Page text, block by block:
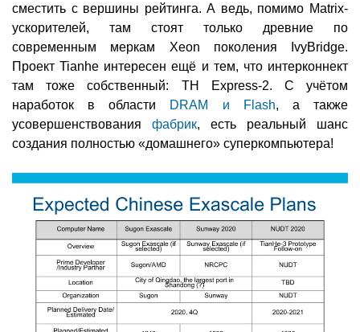
сместить с вершины рейтинга. А ведь, помимо Matrix-
ускорителей, там стоят только древние по
современным меркам Xeon поколения IvyBridge.
Проект Tianhe интересен ещё и тем, что интерконнект
там тоже собственный: TH Express-2. С учётом
наработок в области DRAM и Flash, а также
усовершенствования фабрик, есть реальный шанс
создания полностью «домашнего» суперкомпьютера!